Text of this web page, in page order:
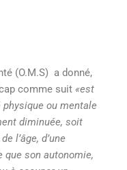
(O.M.S) a donné,
comme suit «est
ou mentale
diminuée, soit
l’âge, d’une
que son autonomie,